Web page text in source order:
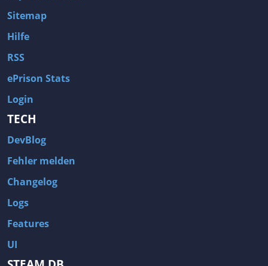
Sitemap
Hilfe
RSS
ePrison Stats
Login
TECH
DevBlog
Fehler melden
Changelog
Logs
Features
UI